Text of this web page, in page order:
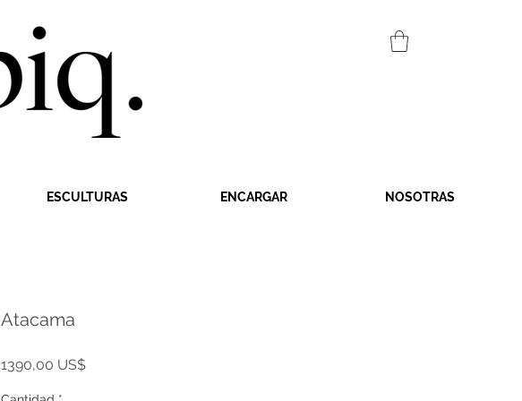
ESCULTURAS ENCARGAR NOSOTRAS
Atacama
1390,00 US$Precio